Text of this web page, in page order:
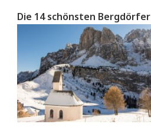
Die 14 schönsten